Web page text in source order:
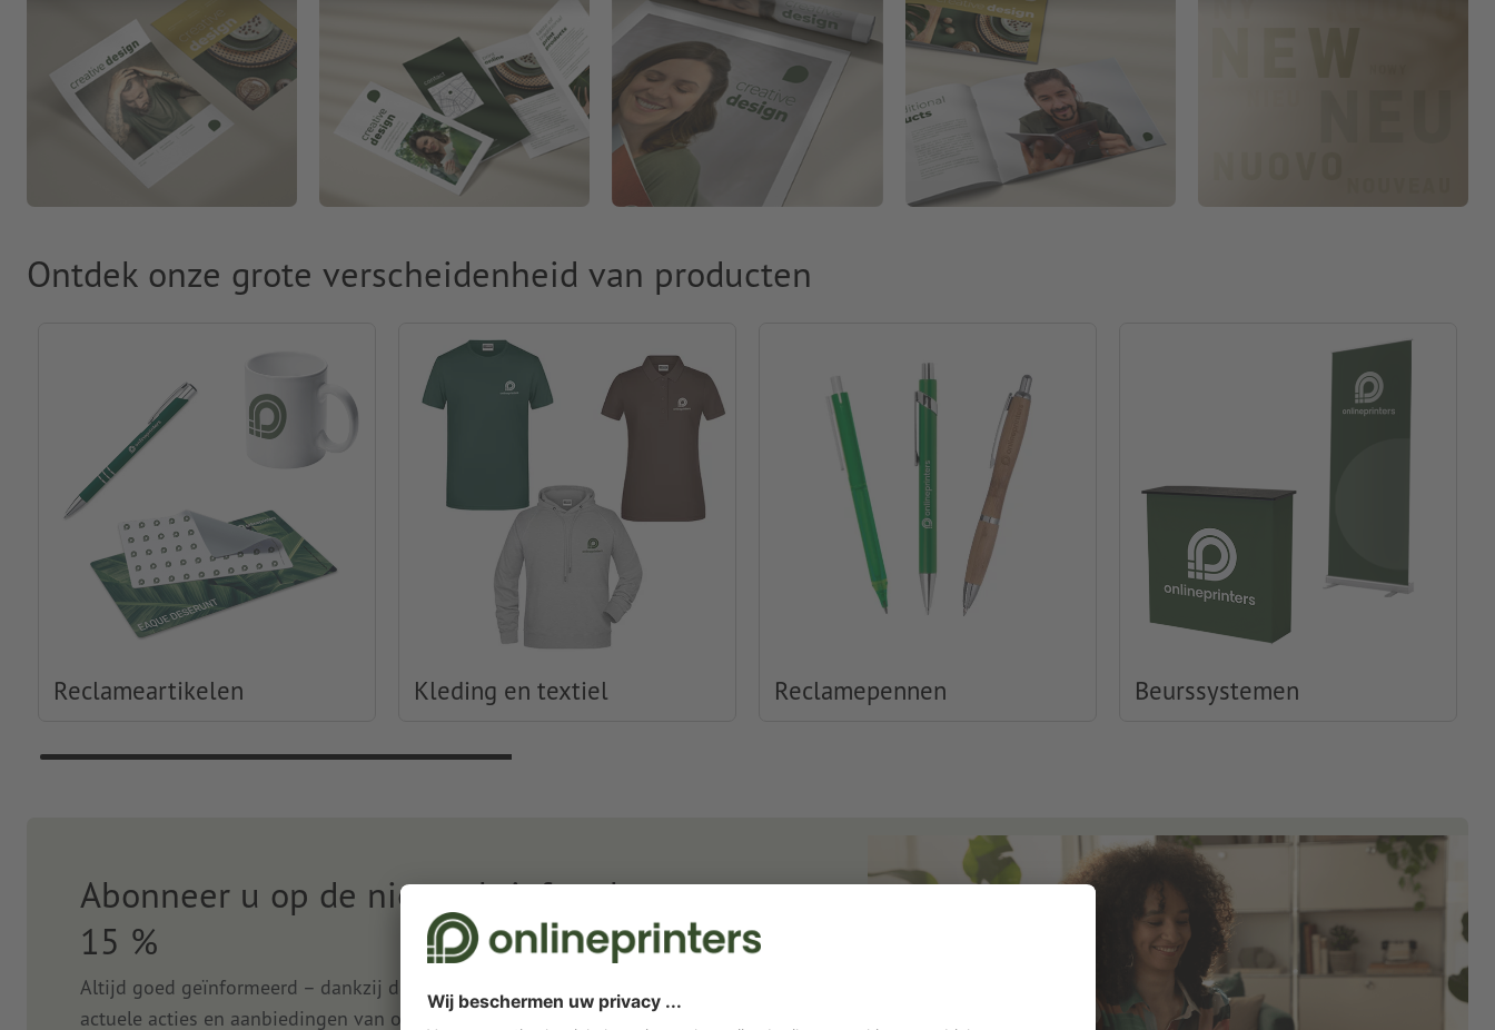
Ontdek onze grote verscheidenheid van producten
Reclameartikelen Kleding en textiel Reclamepennen Beurssystemen
Abonneer u op de nieuwsbrief en bespaar
15 %
Altijd goed geïnformeerd – dankzij de nieuwsbrief. Wij houden u op de hoogte van
actuele acties en aanbiedingen van onze onlinedrukkerij. Abonneer u nu en profiteer